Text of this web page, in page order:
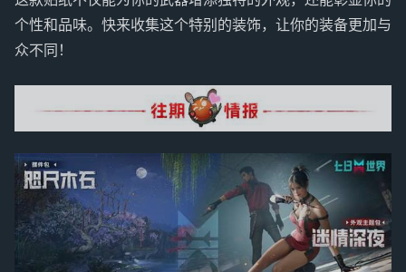
个性和品味。快来收集这个特别的装饰，让你的装备更加与
众不同！